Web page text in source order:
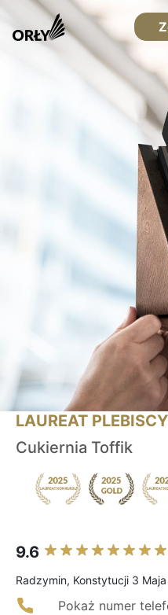
LAUREAT
Cukiernia Toffik
9.6
Radzymin, Konstytucji 3
Pokaż numer